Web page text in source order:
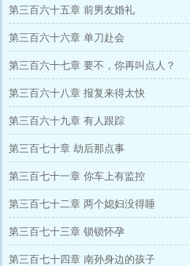
第三百六十五章 前男友婚礼
第三百六十六章 单刀赴会
第三百六十七章 要不，你再叫点人？
第三百六十八章 报复来得太快
第三百六十九章 有人跟踪
第三百七十章 劫后那点事
第三百七十一章 你车上有监控
第三百七十二章 两个媳妇没得睡
第三百七十三章 锁锁怀孕
第三百七十四章 南孙身边的孩子